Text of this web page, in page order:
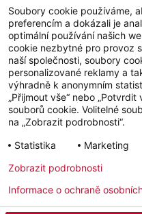
Impressum Ochrana
YouTube
Instagram
Soubory cookie používáme,
preferencím a dokázali je
optimální používání našich
cookie nezbytné pro provoz
naší společnosti, soubory
personalizované reklamy a
výhradně k anonymním
„Přijmout vše“ nebo
souborů cookie. Volitelné
na „Zobrazit podrobnosti“.
Statistika
Marketing
Zobrazit podrobnosti
Informace o ochraně